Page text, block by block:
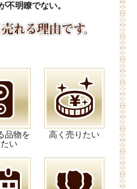
不明瞭でない。
品物を
い
高く売りたい